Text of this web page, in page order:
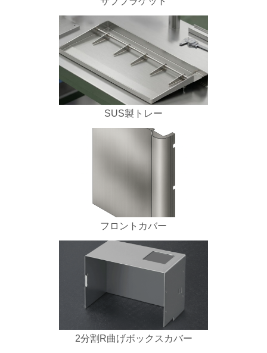
SUS製トレー
フロントカバー
2分割R曲げボックスカバー